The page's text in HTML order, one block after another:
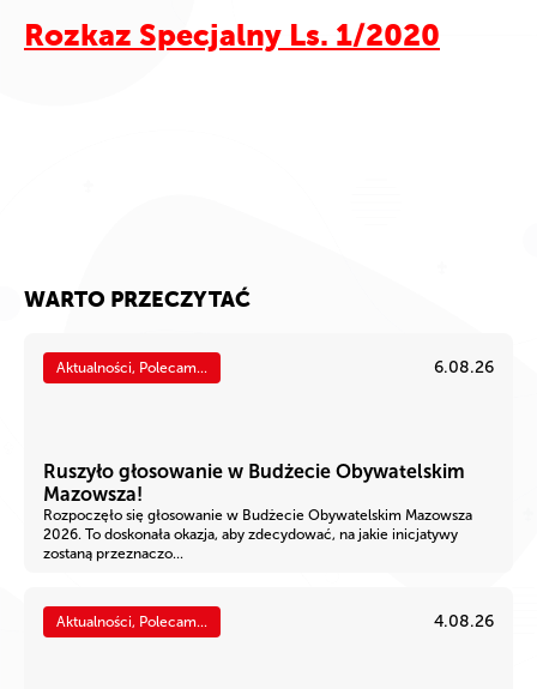
Rozkaz Specjalny Ls. 1/2020
WARTO PRZECZYTAĆ
Aktualności, Polecam... 6.08.26
Ruszyło głosowanie w Budżecie Obywatelskim
Mazowsza!
Rozpoczęło się głosowanie w Budżecie Obywatelskim Mazowsza
2026. To doskonała okazja, aby zdecydować, na jakie inicjatywy
zostaną przeznaczo...
Aktualności, Polecam... 4.08.26